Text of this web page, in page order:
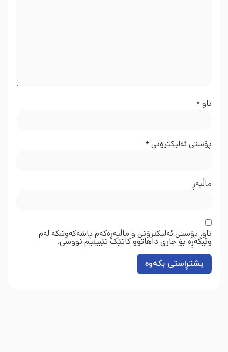
ناو*
پۆستی ئەلیکترۆنی*
ماڵپه‌ڕ
ناو، پۆستی ئەلیکترۆنی و ماڵپەڕەکەم پاشەکەوتبکە لەم
وێبگەڕە بۆ جاری داهاتوو کاتێک تێبینیم نووسی.